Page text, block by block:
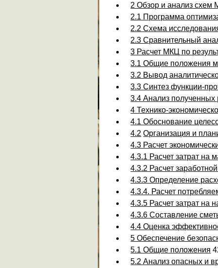
2 Обзор и анализ схем
2.1 Программа
2.2 Схема
2.3 Сравнительный
3 Расчет МКЦ по
3.1 Общие положения
3.2 Вывод
3.3 Синтез функции-
3.4 Анализ полученных
4 Технико-
4.1 Обоснование
4.2 Организация и
4.3 Расчет
4.3.1 Расчет затрат на
4.3.2 Расчет
4.3.3 Определение
4.3.4. Расчет
4.3.5 Расчет затрат на
4.3.6 Составление
4.4 Оценка
5 Обеспечение
5.1 Общие положения
5.2 Анализ опасных и